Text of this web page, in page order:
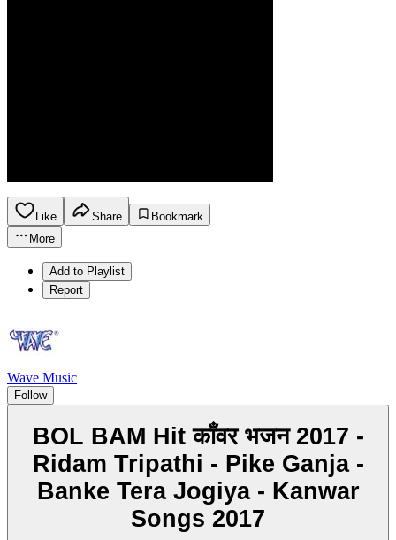
Like Share
Bookmark
More
Add to Playlist
Report
Wave Music
Follow
BOL BAM Hit काँवर भजन 2017 -
Ridam Tripathi - Pike Ganja -
Banke Tera Jogiya - Kanwar
Songs 2017